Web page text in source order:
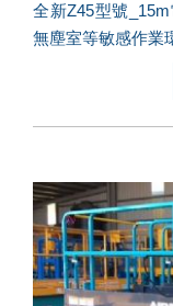
全新Z45型號
無塵室等敏感作業